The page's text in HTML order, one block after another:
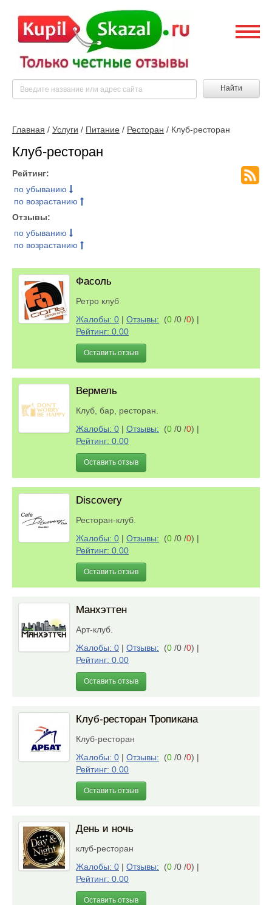
Найти
Главная / Услуги / Питание / Ресторан / Клуб-ресторан
Клуб-ресторан
Рейтинг:
по убыванию
по возрастанию
Отзывы:
по убыванию
по возрастанию
Фасоль
Ретро клуб
Жалобы: 0 | Отзывы: (0 /0 /0) |
Рейтинг: 0.00
Оставить отзыв
Вермель
Клуб, бар, ресторан.
Жалобы: 0 | Отзывы: (0 /0 /0) |
Рейтинг: 0.00
Оставить отзыв
Discovery
Ресторан-клуб.
Жалобы: 0 | Отзывы: (0 /0 /0) |
Рейтинг: 0.00
Оставить отзыв
Манхэттен
Арт-клуб.
Жалобы: 0 | Отзывы: (0 /0 /0) |
Рейтинг: 0.00
Оставить отзыв
Клуб-ресторан Тропикана
Клуб-ресторан
Жалобы: 0 | Отзывы: (0 /0 /0) |
Рейтинг: 0.00
Оставить отзыв
День и ночь
клуб-ресторан
Жалобы: 0 | Отзывы: (0 /0 /0) |
Рейтинг: 0.00
Оставить отзыв